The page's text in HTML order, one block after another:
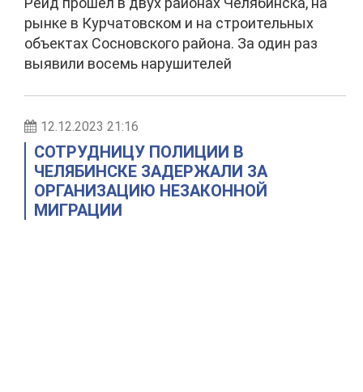
рынке в Курчатовском и на строительных
объектах Сосновского района. За один раз
выявили восемь нарушителей
12.12.2023 21:16
СОТРУДНИЦУ ПОЛИЦИИ В
ЧЕЛЯБИНСКЕ ЗАДЕРЖАЛИ ЗА
ОРГАНИЗАЦИЮ НЕЗАКОННОЙ
МИГРАЦИИ